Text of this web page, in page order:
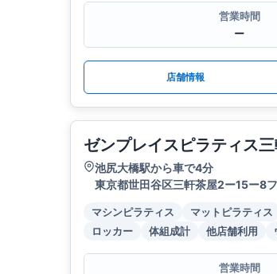
営業時間
ー
店舗情報
ゼンプレイスピラティス
池尻大橋駅から車で4分
東京都世田谷区三軒茶屋2ー15ー8
マシンピラティス マットピラティス
ロッカー
体組成計 他店舗利用
営業時間